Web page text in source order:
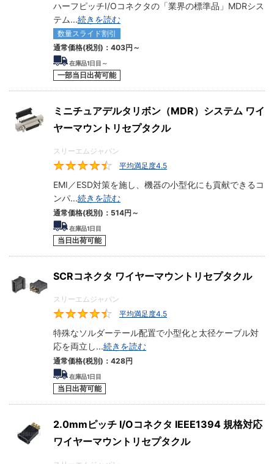
ハーフピッチI/Oコネクタの「業界の標準品」MDRシス
テム...続きを読む
数量スライド割引
通常価格(税別)： 403円 ～
在庫品1日目～
一部当日出荷可能
ミニチュアデルタリボン（MDR）システム ワイ
ヤーマウントリセプタクル
スリーエムジャパン
平均満足度4.5
EMI／ESD対策を施し、機器の小型化にも貢献できるコ
ンパ...続きを読む
通常価格(税別)： 514円 ～
在庫品1日目
当日出荷可能
SCRコネクタ ワイヤーマウントリセプタクル
スリーエムジャパン
平均満足度4.5
特殊なソルダーテール配置で小型化と太径ケーブル対
応を両立し...続きを読む
通常価格(税別)： 428円
在庫品1日目
当日出荷可能
2.0mmピッチ I/Oコネクタ IEEE1394 規格対応
ワイヤーマウントリセプタクル